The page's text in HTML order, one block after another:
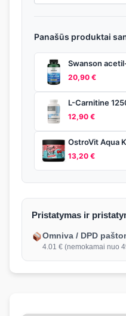
Panašūs produktai
Swanson
20,90 €
L-Carnitine
12,90 €
OstroVit Aqua
13,20 €
Pristatymas ir
Omniva / DPD
4.01 € (nemokamai nuo